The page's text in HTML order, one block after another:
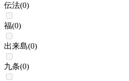
伝法(0)
福(0)
出来島(0)
九条(0)